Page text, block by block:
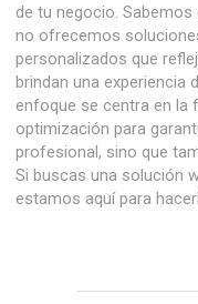
de tu negocio.
no ofrecemos
personalizados que
brindan una experiencia
enfoque se centra en la
optimización para
profesional, sino que
Si buscas una solución
estamos aquí para